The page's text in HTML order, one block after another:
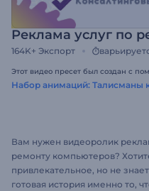
Реклама услуг по
164K+ Экспорт
Этот видео пресет был создан с
Набор анимаций: Талисманы
Вам нужен видеоролик
ремонту компьютеров?
привлекательное, но не
готовая история именно то,